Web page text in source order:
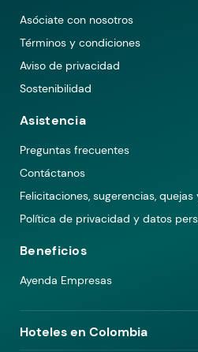
Asóciate con nosotros
Términos y condiciones
Aviso de privacidad
Sostenibilidad
Asistencia
Preguntas frecuentes
Contáctanos
Felicitaciones, sugerencias,
Política de privacidad y datos
Beneficios
Ayenda Empresas
Hoteles en Colombia